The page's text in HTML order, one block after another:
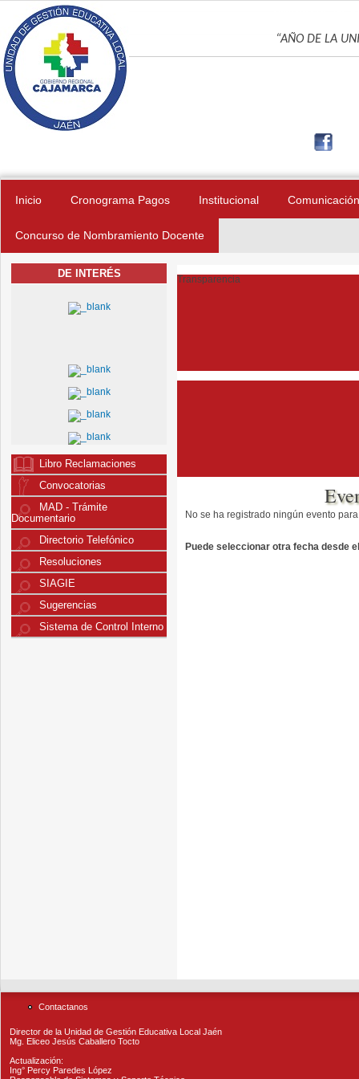
Pasar al contenido principal
“AÑO DE LA
Inicio Cronograma Pagos Institucional Comunicación
Concurso de Nombramiento Docente
DE INTERÉS
Libro Reclamaciones
Convocatorias
MAD - Trámite
Documentario
Directorio Telefónico
Resoluciones
SIAGIE
Sugerencias
Sistema de Control Interno
Transparencia
No se ha registrado ningún evento
Puede seleccionar otra fecha desde
Contactanos
Director de la Unidad de Gestión Educativa Local Jaén
Mg. Eliceo Jesús Caballero Tocto
Actualización:
Ing° Percy Paredes López